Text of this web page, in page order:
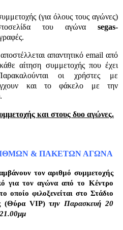
(για όλους τους αγώνες)
του αγώνα segas-
απαντητικό email από
αίτηση συμμετοχής που έχει
οι χρήστες με
και το φάκελο με την
και στους δυο αγώνες.
& ΠΑΚΕΤΩΝ ΑΓΩΝΑ
τον αριθμό συμμετοχής
για τον αγώνα από το Κέντρο
οποίο φιλοξενείται στο Στάδιο
(Θύρα VIP) την Παρασκευή 20